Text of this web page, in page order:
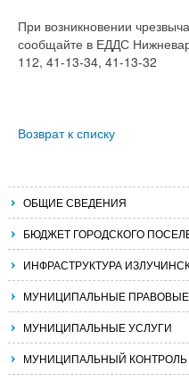
При возникновении
сообщайте в ЕДДС
112, 41-13-34, 41-13-32
Возврат к списку
ОБЩИЕ СВЕДЕНИЯ
БЮДЖЕТ ГОРОДСКОГО
ИНФРАСТРУКТУРА
МУНИЦИПАЛЬНЫЕ
МУНИЦИПАЛЬНЫЕ УСЛУГИ
МУНИЦИПАЛЬНЫЙ КОНТРОЛЬ